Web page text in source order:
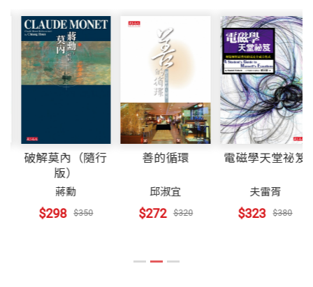
20.7 白努利原理
20.8 白努利原理的實際應用
第三部 熱
第21章 溫度、熱和膨脹
21.1 溫度
21.2 熱
21.3 熱平衡
21.4 內能
21.5 熱的測量
念物理》這套書正是他這個信仰底下的產物之一。
師明睿 譯者
台灣大學化學系畢業，美國普度大學生物化學博士。
曾於衛生署從事研究，參與台灣疫苗政策評估規劃、
日本腦炎新款疫苗研發、以及中草藥金線蓮藥理之動
物研究。
譯作有《觀念物理》（合譯）、《微積分倚天寶
重量
破解莫內（隨行
版）
蔣勳
$298 $350
善的循環
邱淑宜
$272 $320
電磁學天堂祕笈
夫雷胥
$323 $380